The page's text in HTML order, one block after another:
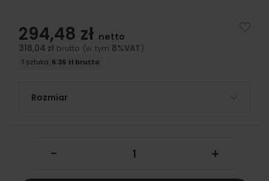
294,48 zł netto
318,04 zł brutto (w tym 8%VAT)
1 sztuka: 6.36 zł brutto
Rozmiar
- +